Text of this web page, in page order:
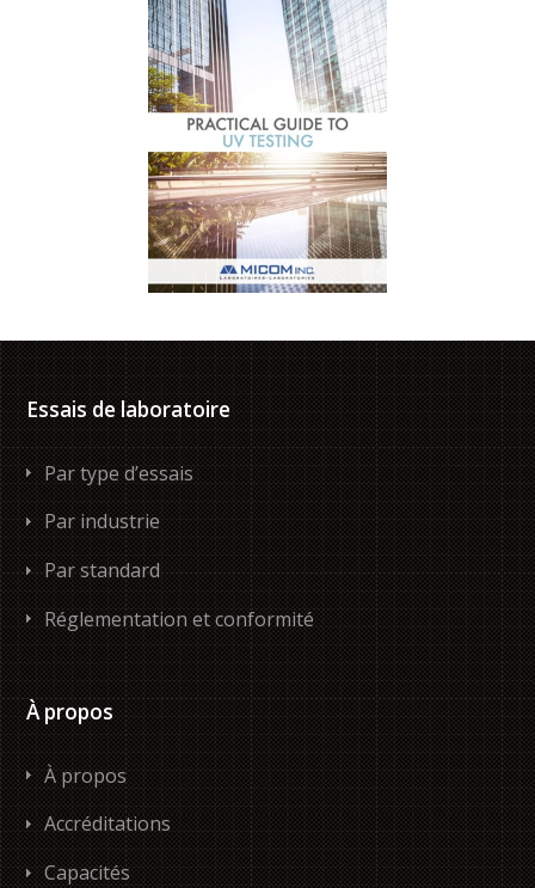
Essais de laboratoire
Par type d’essais
Par industrie
Par standard
Réglementation et conformité
À propos
À propos
Accréditations
Capacités